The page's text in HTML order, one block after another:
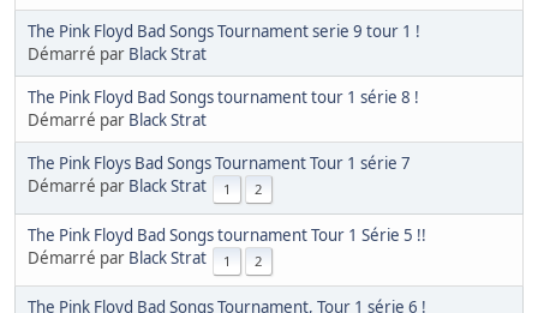
The Pink Floyd Bad Songs Tournament serie 9 tour 1 !
Démarré par Black Strat
The Pink Floyd Bad Songs tournament tour 1 série 8 !
Démarré par Black Strat
The Pink Floys Bad Songs Tournament Tour 1 série 7
Démarré par Black Strat 1 2
The Pink Floyd Bad Songs tournament Tour 1 Série 5 !!
Démarré par Black Strat 1 2
The Pink Floyd Bad Songs Tournament, Tour 1 série 6 !